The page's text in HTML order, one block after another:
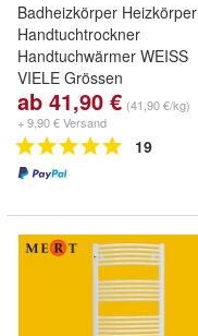
Badheizkörper Heizkörper
Handtuchtrockner
Handtuchwärmer WEISS
VIELE Grössen
ab 41,90 € (41,90 €/kg)
+ 9,90 € Versand
19